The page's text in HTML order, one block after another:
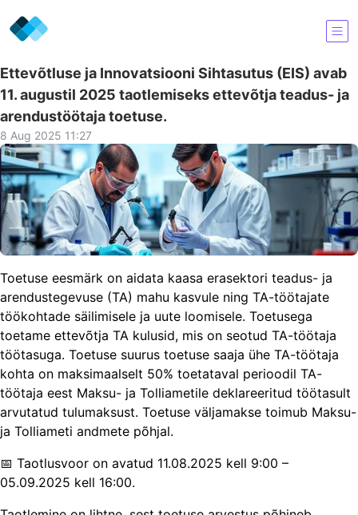
Ettevõtluse ja Innovatsiooni Sihtasutus (EIS) avab
11. augustil 2025 taotlemiseks ettevõtja teadus- ja
arendustöötaja toetuse.
8 Aug 2025 11:27
Toetuse eesmärk on aidata kaasa erasektori teadus- ja
arendustegevuse (TA) mahu kasvule ning TA-töötajate
töökohtade säilimisele ja uute loomisele. Toetusega
toetame ettevõtja TA kulusid, mis on seotud TA-töötaja
töötasuga. Toetuse suurus toetuse saaja ühe TA-töötaja
kohta on maksimaalselt 50% toetataval perioodil TA-
töötaja eest Maksu- ja Tolliametile deklareeritud töötasult
arvutatud tulumaksust. Toetuse väljamakse toimub Maksu-​
ja Tolliameti andmete põhjal.
📅 Taotlusvoor on avatud 11.08.2025 kell 9:00 –
05.09.2025 kell 16:00.